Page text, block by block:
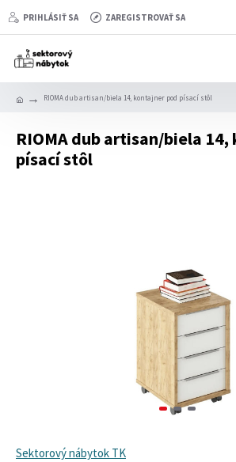
PRIHLÁSIŤ SA ZAREGISTROVAŤ SA
RIOMA dub artisan/biela 14, kontajner pod písací stôl
RIOMA dub artisan/biela
písací stôl
Sektorový nábytok TK